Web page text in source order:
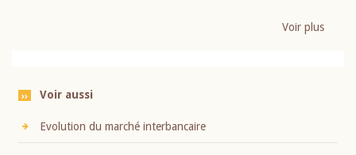
Voir plus
Voir aussi
Evolution du marché interbancaire